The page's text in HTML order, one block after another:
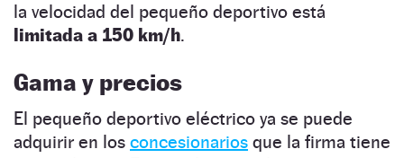
la velocidad del pequeño deportivo está
limitada a 150 km/h.
Gama y precios
El pequeño deportivo eléctrico ya se puede
adquirir en los concesionarios que la firma tiene